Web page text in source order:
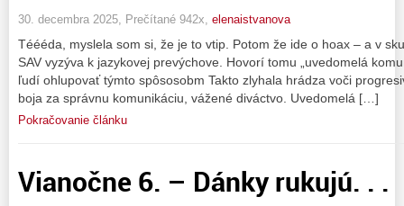
30. decembra 2025, Prečítané 942x, elenaistvanova
Téééda, myslela som si, že je to vtip. Potom že ide o hoax – a v
SAV vyzýva k jazykovej prevýchove. Hovorí tomu „uvedomelá
ľudí ohlupovať týmto spôsosobm Takto zlyhala hrádza voči
boja za správnu komunikáciu, vážené diváctvo. Uvedomelá […]
Pokračovanie článku
Vianočne 6. – Dánky rukujú. . .